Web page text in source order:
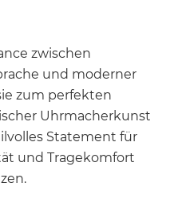
zwischen
und moderner
zum perfekten
Uhrmacherkunst
Statement für
und Tragekomfort